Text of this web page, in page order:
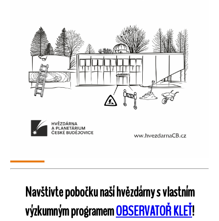
Navštivte pobočku naší hvězdárny s vlastním
výzkumným programemOBSERVATOŘ KLEŤ!